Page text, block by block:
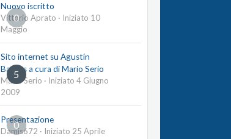
0
Nuovo iscritto
Vittorio Aprato · Iniziato 10
Maggio
5
Sito internet su Agustín
Barrios a cura di Mario Serio
Mario Serio · Iniziato 4 Giugno
2009
0
Presentazione
Damis672 · Iniziato 25 Aprile